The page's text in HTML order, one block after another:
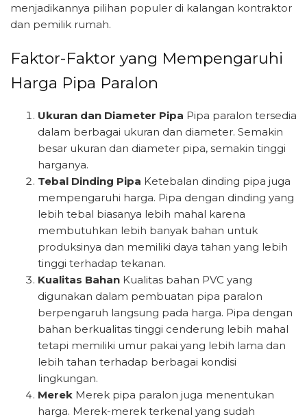
menjadikannya pilihan populer di kalangan kontraktor
dan pemilik rumah.
Faktor-Faktor yang Mempengaruhi
Harga Pipa Paralon
Ukuran dan Diameter Pipa Pipa paralon tersedia
dalam berbagai ukuran dan diameter. Semakin
besar ukuran dan diameter pipa, semakin tinggi
harganya.
Tebal Dinding Pipa Ketebalan dinding pipa juga
mempengaruhi harga. Pipa dengan dinding yang
lebih tebal biasanya lebih mahal karena
membutuhkan lebih banyak bahan untuk
produksinya dan memiliki daya tahan yang lebih
tinggi terhadap tekanan.
Kualitas Bahan Kualitas bahan PVC yang
digunakan dalam pembuatan pipa paralon
berpengaruh langsung pada harga. Pipa dengan
bahan berkualitas tinggi cenderung lebih mahal
tetapi memiliki umur pakai yang lebih lama dan
lebih tahan terhadap berbagai kondisi
lingkungan.
Merek Merek pipa paralon juga menentukan
harga. Merek-merek terkenal yang sudah